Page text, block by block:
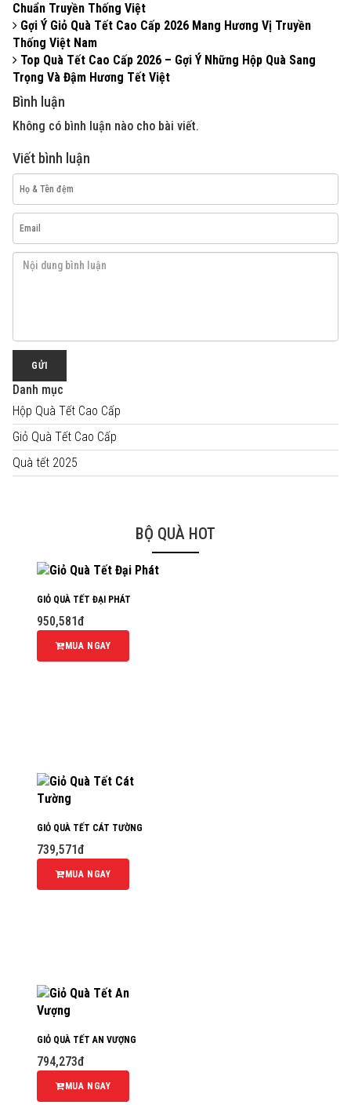
Chuẩn Truyền Thống Việt
Gợi Ý Giỏ Quà Tết Cao Cấp 2026 Mang Hương Vị Truyền
Thống Việt Nam
Top Quà Tết Cao Cấp 2026 – Gợi Ý Những Hộp Quà Sang
Trọng Và Đậm Hương Tết Việt
Bình luận
Không có bình luận nào cho bài viết.
Viết bình luận
GỬI
Danh mục
Hộp Quà Tết Cao Cấp
Giỏ Quà Tết Cao Cấp
Quà tết 2025
BỘ QUÀ HOT
GIỎ QUÀ TẾT ĐẠI PHÁT
950,581đ
MUA NGAY
GIỎ QUÀ TẾT CÁT TƯỜNG
739,571đ
MUA NGAY
GIỎ QUÀ TẾT AN VƯỢNG
794,273đ
MUA NGAY